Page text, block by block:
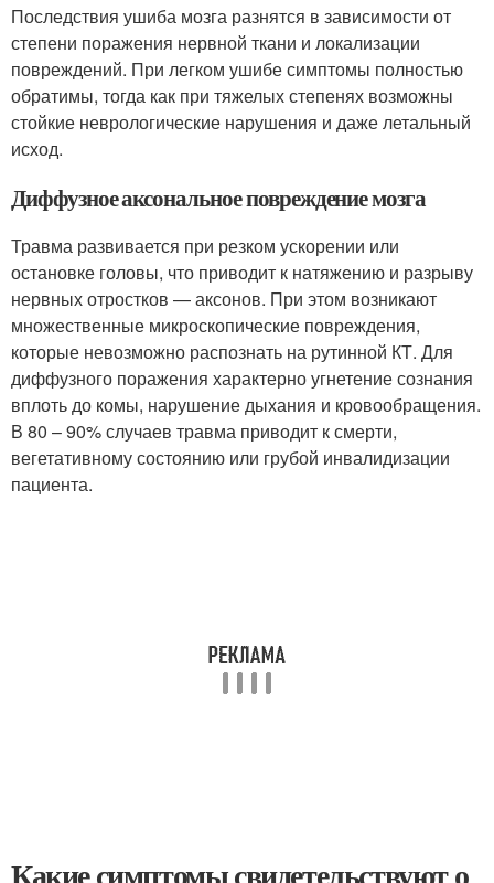
Последствия ушиба мозга разнятся в зависимости от
степени поражения нервной ткани и локализации
повреждений. При легком ушибе симптомы полностью
обратимы, тогда как при тяжелых степенях возможны
стойкие неврологические нарушения и даже летальный
исход.
Диффузное аксональное повреждение мозга
Травма развивается при резком ускорении или
остановке головы, что приводит к натяжению и разрыву
нервных отростков — аксонов. При этом возникают
множественные микроскопические повреждения,
которые невозможно распознать на рутинной КТ. Для
диффузного поражения характерно угнетение сознания
вплоть до комы, нарушение дыхания и кровообращения.
В 80 – 90% случаев травма приводит к смерти,
вегетативному состоянию или грубой инвалидизации
пациента.